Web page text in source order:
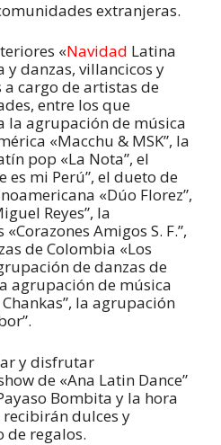
extranjeras.
«Navidad Latina
y danzas, villancicos y
cargo de artistas de
entre los que
la agrupación de música
«Macchu & MSK”, la
pop «La Nota”, el
es mi Perú”, el dueto de
«Dúo Florez”,
Reyes”, la
Amigos S. F.”,
de Colombia «Los
de danzas de
agrupación de música
la agrupación
y disfrutar
de «Ana Latin Dance”
Bombita y la hora
dulces y
de regalos.